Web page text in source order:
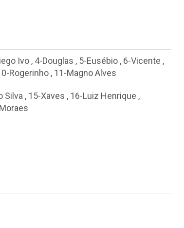
Ivo , 4-Douglas , 5-Eusébio , 6-Vicente ,
Rogerinho , 11-Magno Alves
Silva , 15-Xaves , 16-Luiz Henrique ,